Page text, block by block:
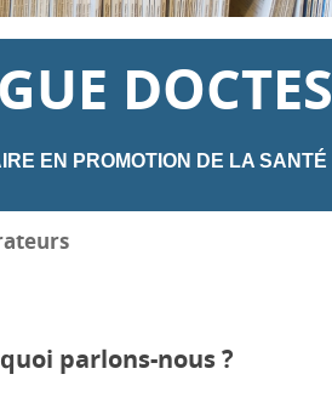
DOCTES
EN PROMOTION DE LA SANTÉ
parlons-nous ?